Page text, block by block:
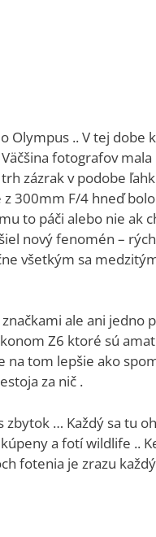
.. V tej dobe
fotografov
zázrak v podobe
300mm F/4 hneď
to páči alebo nie
nový fenomén –
všetkým sa
ale ani jedno
Z6 ktoré sú
na tom lepšie ako
za nič .
zbytok … Každý sa tu
a fotí wildlife ..
fotenia je zrazu